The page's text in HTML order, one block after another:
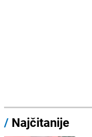
/ Najčitanije